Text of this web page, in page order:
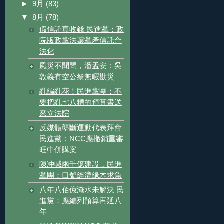
► 9月 (83)
▼ 8月 (78)
假信託真收錢 民進黨：政
院版政黨法讓黨產信託合
法化
風災不聞問，潘孟安：吳
敦義有空公祭無暇勘災
亂編亂花！民進黨團：不
要把亂七八糟的預算書送
來立法院
反媒體壟斷運動代表拜會
民進黨：NCC應撤銷重審
旺中併購案
陳冲喊兩千億建設，民進
黨團：口號經濟緣木求魚
八年八佰億淹水未解決 民
進黨：應編列預算再延八
年